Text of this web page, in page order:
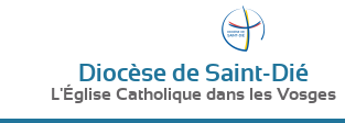
Diocèse de Saint-Dié
L'Église Catholique dans les Vosges